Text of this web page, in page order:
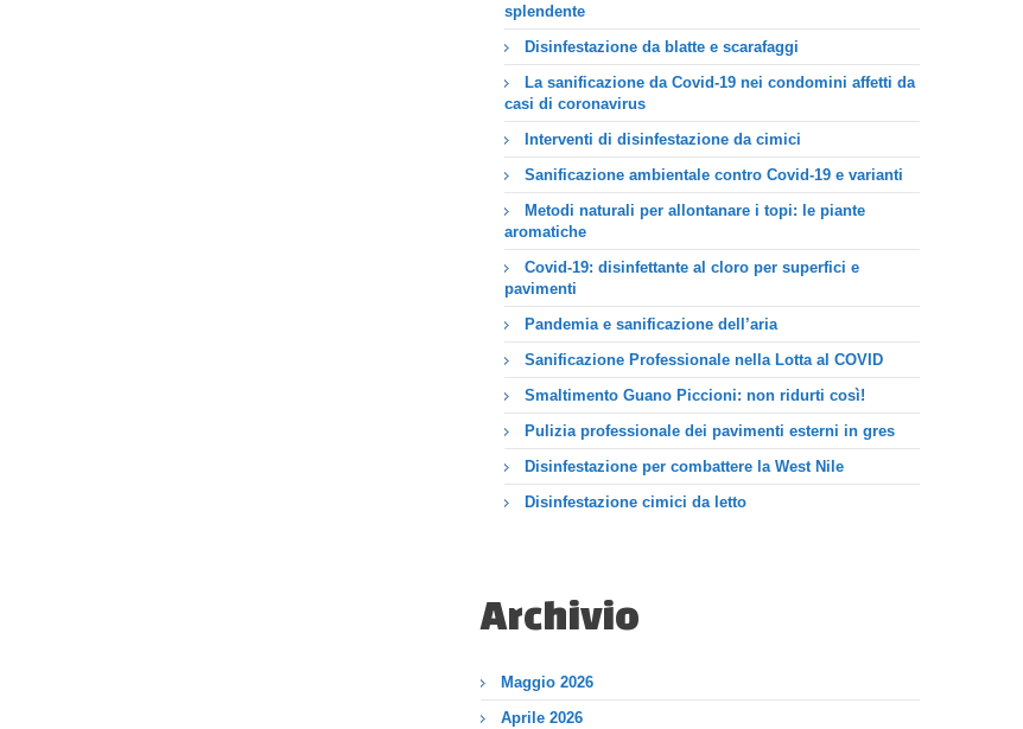
splendente
Disinfestazione da blatte e scarafaggi
La sanificazione da Covid-19 nei condomini affetti da
casi di coronavirus
Interventi di disinfestazione da cimici
Sanificazione ambientale contro Covid-19 e varianti
Metodi naturali per allontanare i topi: le piante
aromatiche
Covid-19: disinfettante al cloro per superfici e
pavimenti
Pandemia e sanificazione dell’aria
Sanificazione Professionale nella Lotta al COVID
Smaltimento Guano Piccioni: non ridurti così!
Pulizia professionale dei pavimenti esterni in gres
Disinfestazione per combattere la West Nile
Disinfestazione cimici da letto
Archivio
Maggio 2026
Aprile 2026